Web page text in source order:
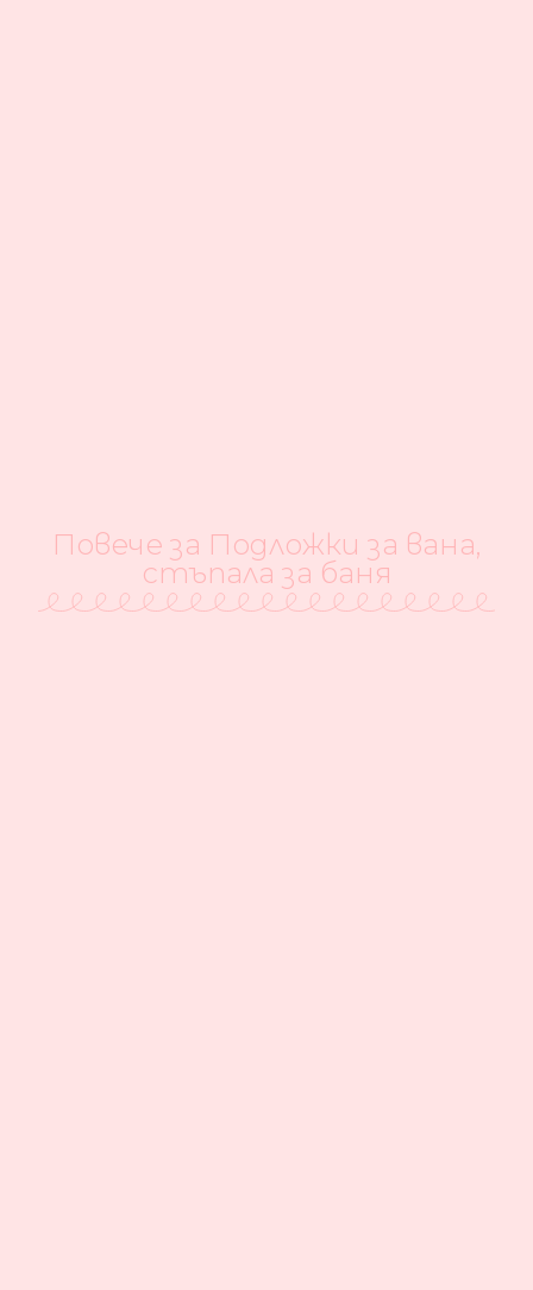
Повече за Подложки за вана,
стъпала за баня